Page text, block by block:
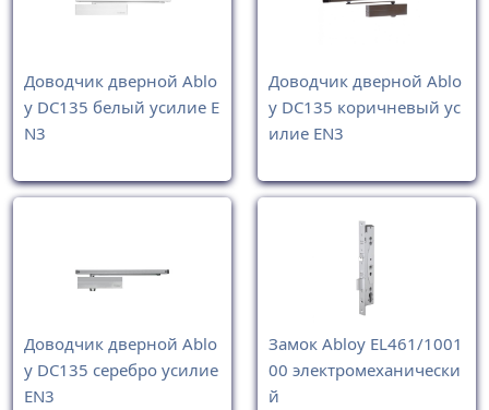
Доводчик дверной Ablo
y DC135 белый усилие E
N3
Доводчик дверной Ablo
y DC135 коричневый ус
илие EN3
Доводчик дверной Ablo
y DC135 серебро усилие
EN3
Замок Abloy EL461/1001
00 электромеханически
й